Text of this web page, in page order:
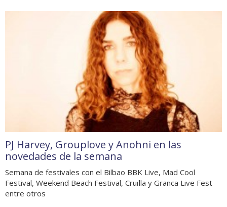
PJ Harvey, Grouplove y Anohni en las
novedades de la semana
Semana de festivales con el Bilbao BBK Live, Mad Cool
Festival, Weekend Beach Festival, Cruïlla y Granca Live Fest
entre otros